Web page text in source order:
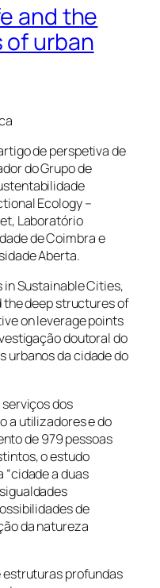
and the
urban
de perspetiva de
do Grupo de
Ecology –
Laboratório
de Coimbra e
Aberta.
Sustainable Cities,
the deep structures of
on leverage points
doutoral do
urbanos da cidade do
dos
a utilizadores e do
de 979 pessoas
o estudo
a duas
de
da natureza
estruturas profundas